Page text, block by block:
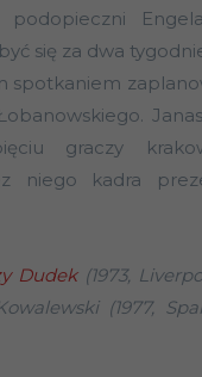
podopieczni
się za dwa
spotkaniem
graczy
niego kadra
Dudek(1973,
(1977,